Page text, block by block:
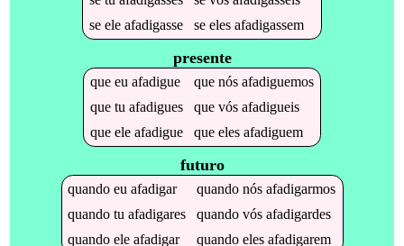
se ele afadigasse se eles afadigassem
presente
que eu afadigue que nós afadiguemos
que tu afadigues que vós afadigueis
que ele afadigue que eles afadiguem
futuro
quandoeuafadigar quandonósafadigarmos
quandotuafadigares quandovósafadigardes
quandoeleafadigar quandoelesafadigarem